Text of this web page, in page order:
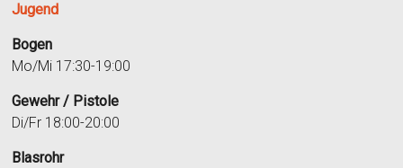
Jugend
Bogen
Mo/Mi 17:30-19:00
Gewehr / Pistole
Di/Fr 18:00-20:00
Blasrohr